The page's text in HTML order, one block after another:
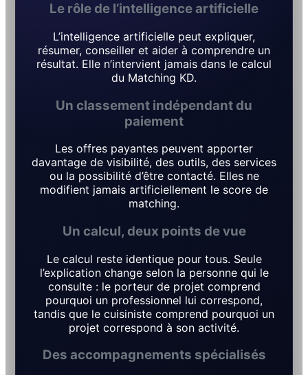
Le rôle de l’intelligence artificielle
L’intelligence artificielle peut expliquer,
résumer, conseiller et aider à comprendre un
résultat. Elle n’intervient jamais dans le calcul
du Matching KD.
Un classement indépendant du
paiement
Les offres payantes peuvent apporter
davantage de visibilité, des outils, des services
ou la possibilité d’être contacté. Elles ne
modifient jamais artificiellement le score de
matching.
Un calcul, deux points de vue
Le calcul reste identique pour tous. Seule
l’explication change selon la personne qui le
consulte : le porteur de projet comprend
pourquoi un professionnel lui correspond,
tandis que le cuisiniste comprend pourquoi un
projet correspond à son activité.
Des accompagnements spécialisés